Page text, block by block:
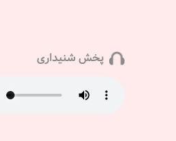
پخش شنیداری